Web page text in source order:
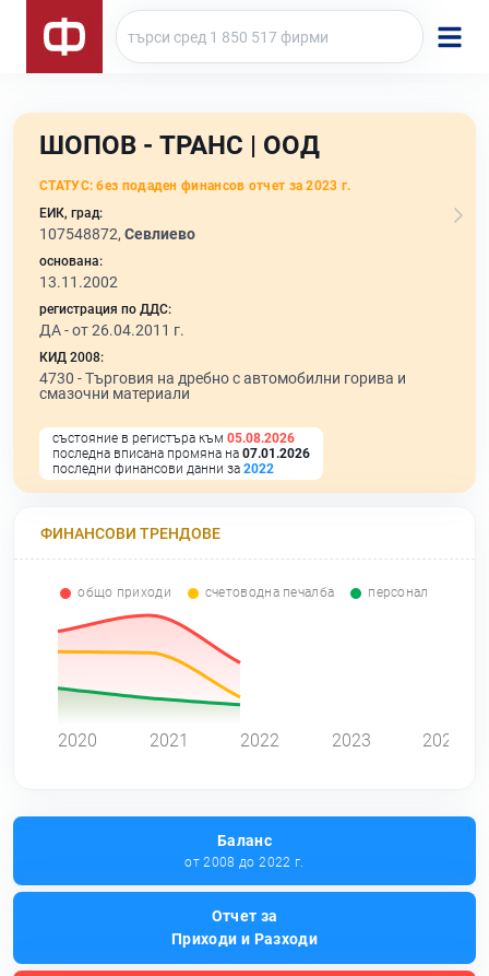
ШОПОВ - ТРАНС | ООД
СТАТУС: без подаден финансов отчет за 2023 г.
ЕИК, град:
107548872, Севлиево
основана:
13.11.2002
регистрация по ДДС:
ДА - от 26.04.2011 г.
КИД 2008:
4730 -Търговия на дребно с автомобилни горива и
смазочни материали
състояние в регистъра към 05.08.2026
последна вписана промяна на 07.01.2026
последни финансови данни за 2022
ФИНАНСОВИ ТРЕНДОВЕ
общо приходи счетоводна печалба персонал
2020 2021 2022 2023 2024
Баланс
от 2008 до 2022 г.
Отчет за
Приходи и Разходи